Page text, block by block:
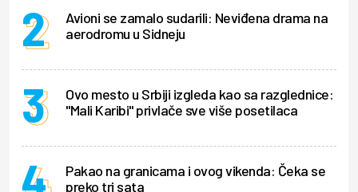
Avioni se zamalo sudarili: Neviđena drama na
aerodromu u Sidneju
Ovo mesto u Srbiji izgleda kao sa razglednice:
"Mali Karibi" privlače sve više posetilaca
Pakao na granicama i ovog vikenda: Čeka se
preko tri sata